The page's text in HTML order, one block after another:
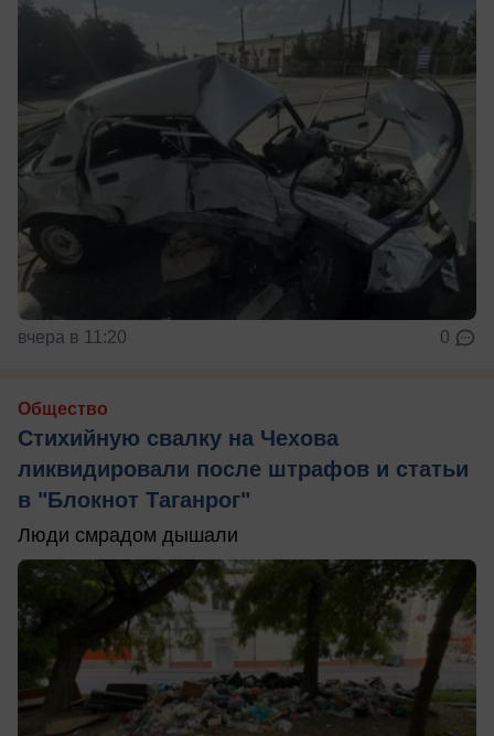
вчера в 11:20 0
Общество
Стихийную свалку на Чехова
ликвидировали после штрафов и статьи
в "Блокнот Таганрог"
Люди смрадом дышали